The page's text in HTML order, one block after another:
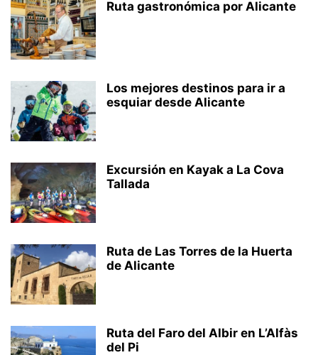
Ruta gastronómica por Alicante
Los mejores destinos para ir a
esquiar desde Alicante
Excursión en Kayak a La Cova
Tallada
Ruta de Las Torres de la Huerta
de Alicante
Ruta del Faro del Albir en L’Alfàs
del Pi